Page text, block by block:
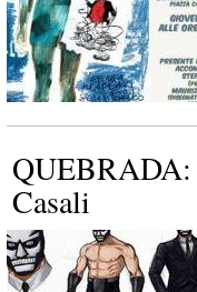
Casali